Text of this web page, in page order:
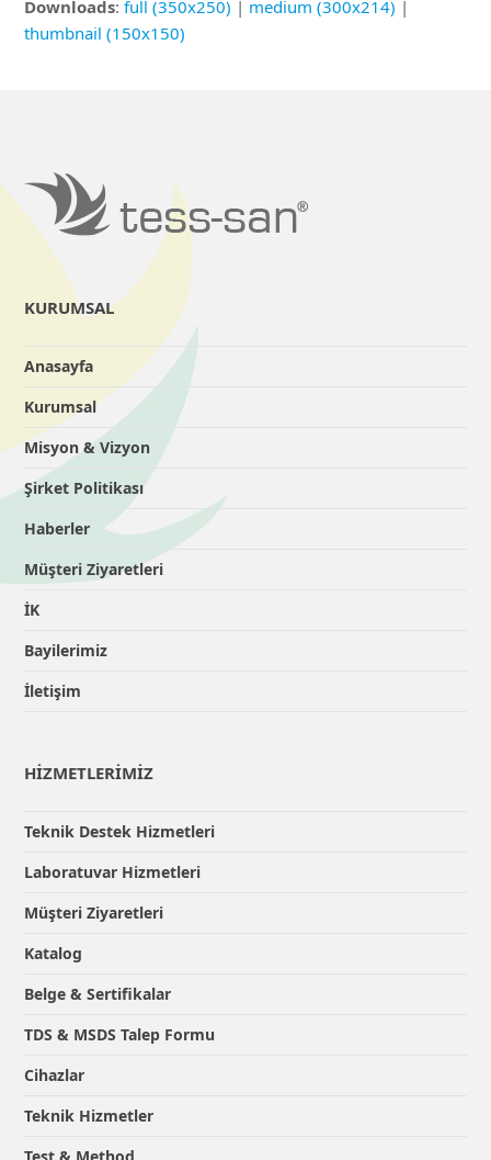
Downloads:full (350x250) | medium (300x214) |
thumbnail (150x150)
KURUMSAL
Anasayfa
Kurumsal
Misyon & Vizyon
Şirket Politikası
Haberler
Müşteri Ziyaretleri
İK
Bayilerimiz
İletişim
HİZMETLERİMİZ
Teknik Destek Hizmetleri
Laboratuvar Hizmetleri
Müşteri Ziyaretleri
Katalog
Belge & Sertifikalar
TDS & MSDS Talep Formu
Cihazlar
Teknik Hizmetler